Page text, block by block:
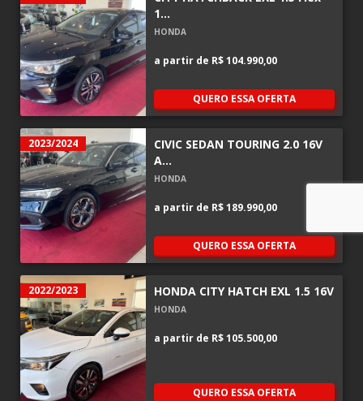
1...
HONDA
a partir de R$ 104.990,00
QUERO ESSA OFERTA
2023/2024
CIVIC SEDAN TOURING 2.0 16V
A...
HONDA
a partir de R$ 189.990,00
QUERO ESSA OFERTA
2022/2023 HONDA CITY HATCH EXL 1.5 16V
HONDA
a partir de R$ 105.500,00
QUERO ESSA OFERTA